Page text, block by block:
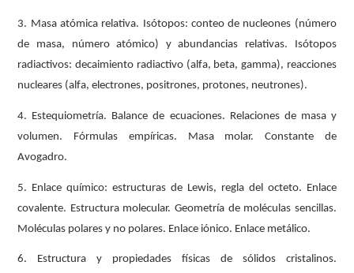
3. Masa atómica relativa. Isótopos: conteo de nucleones (número
de masa, número atómico) y abundancias relativas. Isótopos
radiactivos: decaimiento radiactivo (alfa, beta, gamma), reacciones
nucleares (alfa, electrones, positrones, protones, neutrones).
4. Estequiometría. Balance de ecuaciones. Relaciones de masa y
volumen. Fórmulas empíricas. Masa molar. Constante de
Avogadro.
5. Enlace químico: estructuras de Lewis, regla del octeto. Enlace
covalente. Estructura molecular. Geometría de moléculas sencillas.
Moléculas polares y no polares. Enlace iónico. Enlace metálico.
6. Estructura y propiedades físicas de sólidos cristalinos.